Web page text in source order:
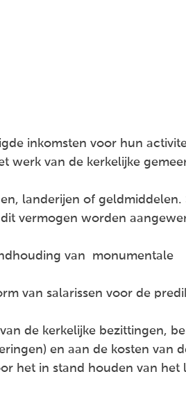
inkomsten voor hun
werk van de kerkelijke
landerijen of geldmiddelen.
vermogen worden
van monumentale
van salarissen voor de
de kerkelijke bezittingen,
en aan de kosten van
het in stand houden van het